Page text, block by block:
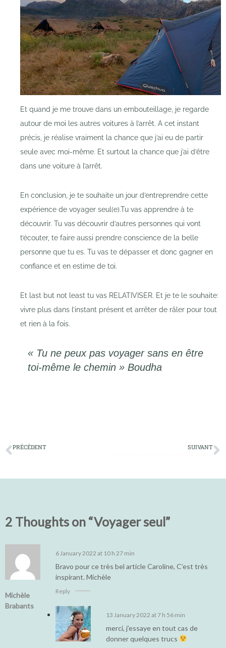
Et quand je me trouve dans un embouteillage, je regarde
autour de moi les autres voitures à l’arrêt. A cet instant
précis, je réalise vraiment la chance que j’ai eu de partir
seule avec moi-même. Et surtout la chance que j’ai d’être
dans une voiture à l’arrêt.
En conclusion, je te souhaite un jour d’entreprendre cette
expérience de voyager seul(e).Tu vas apprendre à te
découvrir. Tu vas découvrir d’autres personnes qui vont
t’écouter, te faire aussi prendre conscience de la belle
personne que tu es. Tu vas te dépasser et donc gagner en
confiance et en estime de toi.
Et last but not least tu vas RELATIVISER. Et je te le souhaite:
vivre plus dans l’instant présent et arrêter de râler pour tout
et rien à la fois.
« Tu ne peux pas voyager sans en être
toi-même le chemin » Boudha
PRÉCÉDENT SUIVANT
2 Thoughts on “Voyager seul”
Michèle
Brabants
6 January 2022 at 10 h 27 min
Bravo pour ce très bel article Caroline, C’est très
inspirant. Michèle
Reply
13 January 2022 at 7 h 56 min
merci, j’essaye en tout cas de
donner quelques trucs